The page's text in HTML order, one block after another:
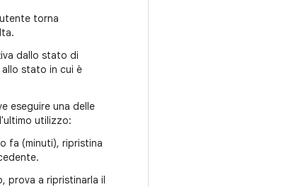
torna
dallo stato di
stato in cui è
eseguire una delle
utilizzo:
fa (minuti), ripristina
prova a ripristinarla il